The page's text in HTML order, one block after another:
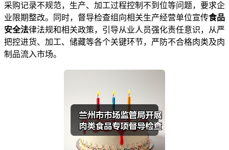
采购记录不规范，生产、加工过程控制不到位等问题，要求企
业限期整改。同时，督导检查组向相关生产经营单位宣传食品
安全法律法规和相关政策，引导从业人员强化责任意识，从严
把控进货、加工、储藏等各个关键环节，严防不合格肉类及肉
制品流入市场。